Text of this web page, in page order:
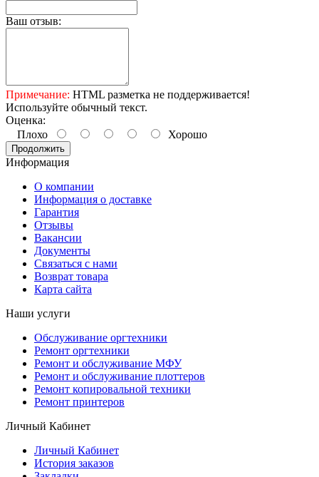
Ваш отзыв:
Примечание: HTML разметка не поддерживается!
Используйте обычный текст.
Оценка:
Плохо
Хорошо
Продолжить
Информация
О компании
Информация о доставке
Гарантия
Отзывы
Вакансии
Документы
Связаться с нами
Возврат товара
Карта сайта
Наши услуги
Обслуживание оргтехники
Ремонт оргтехники
Ремонт и обслуживание МФУ
Ремонт и обслуживание плоттеров
Ремонт копировальной техники
Ремонт принтеров
Личный Кабинет
Личный Кабинет
История заказов